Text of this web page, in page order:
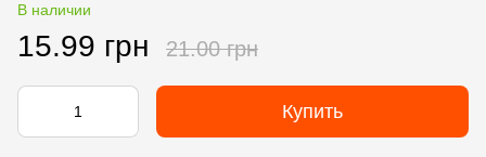
В наличии
15.99 грн 21.00 грн
Купить